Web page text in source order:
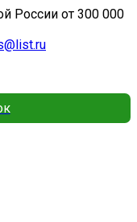
России от 300 000